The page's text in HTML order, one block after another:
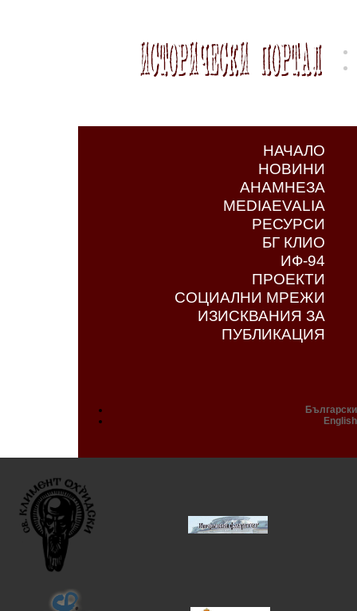
НАЧАЛО
НОВИНИ
АНАМНЕЗА
MEDIAEVALIA
РЕСУРСИ
БГ КЛИО
ИФ-94
ПРОЕКТИ
СОЦИАЛНИ МРЕЖИ
ИЗИСКВАНИЯ ЗА
ПУБЛИКАЦИЯ
Български
English